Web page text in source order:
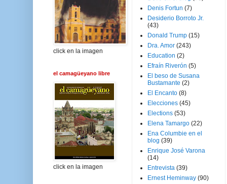
click en la imagen
el camagüeyano libre
click en la imagen
Denis Fortun (7)
Desiderio Borroto Jr.
(43)
Donald Trump (15)
Dra. Amor (243)
Education (2)
Efraín Riverón (5)
El beso de Susana
Bustamante (2)
El Encanto (8)
Elecciones (45)
Elections (53)
Elena Tamargo (22)
Ena Columbie en el
blog (39)
Enrique José Varona
(14)
Entrevista (39)
Ernest Heminway (90)